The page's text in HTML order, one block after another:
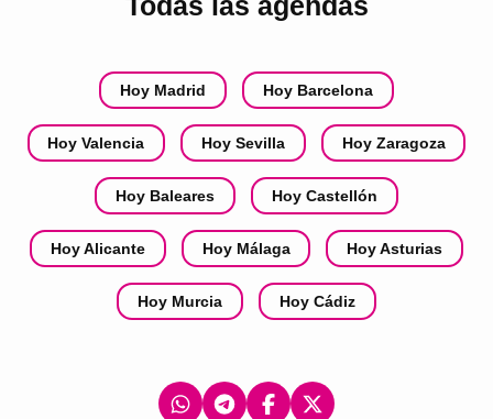
Hoy Madrid Hoy Barcelona
Hoy Valencia Hoy Sevilla Hoy Zaragoza
Hoy Baleares Hoy Castellón
Hoy Alicante Hoy Málaga Hoy Asturias
Hoy Murcia Hoy Cádiz